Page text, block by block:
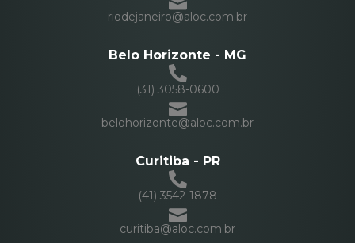
riodejaneiro@aloc.com.br
Belo Horizonte - MG
(31) 3058-0600
belohorizonte@aloc.com.br
Curitiba - PR
(41) 3542-1878
curitiba@aloc.com.br